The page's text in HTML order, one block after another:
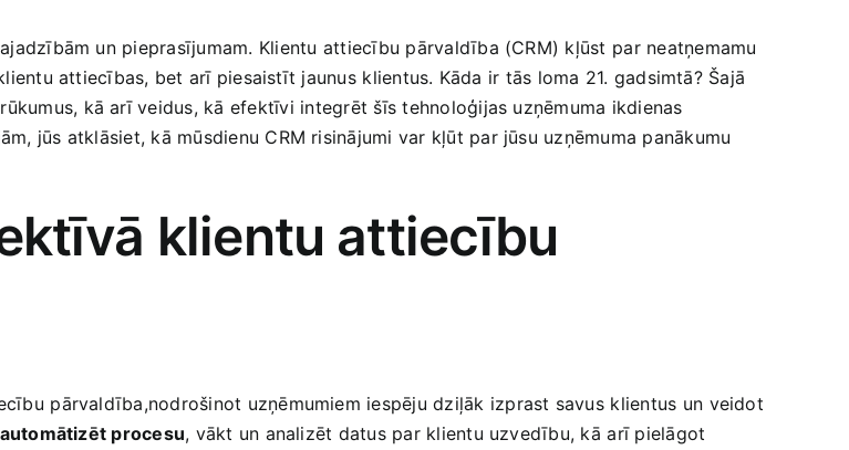
un pieprasījumam. Klientu ⁢attiecību pārvaldība (CRM)‍ kļūst ⁤par neatņemamu​
attiecības, bet arī piesaistīt jaunus ⁤klientus. Kāda ir‍ tās loma 21. gadsimtā? Šajā
kā arī veidus, kā efektīvi ⁣integrēt šīs tehnoloģijas uzņēmuma ikdienas
jūs atklāsiet, kā mūsdienu CRM risinājumi var kļūt‌ par jūsu uzņēmuma panākumu⁤
klientu⁤ attiecību‌
pārvaldība,nodrošinot uzņēmumiem iespēju dziļāk izprast savus⁢ klientus⁤ un veidot
automātizēt procesu, ‍vākt un analizēt datus par klientu uzvedību, kā⁤ arī pielāgot